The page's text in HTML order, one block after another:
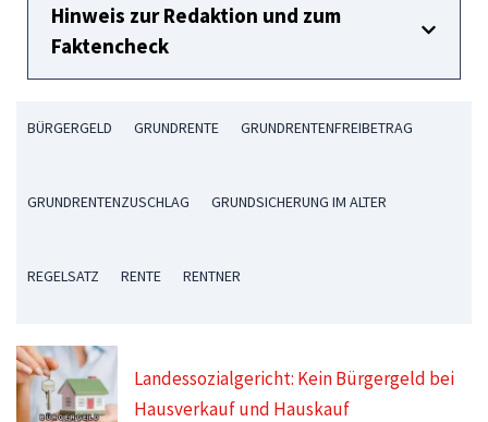
Hinweis zur Redaktion und zum
Faktencheck
BÜRGERGELD GRUNDRENTE GRUNDRENTENFREIBETRAG
GRUNDRENTENZUSCHLAG GRUNDSICHERUNG IM ALTER
REGELSATZ RENTE RENTNER
Landessozialgericht: Kein Bürgergeld bei
Hausverkauf und Hauskauf